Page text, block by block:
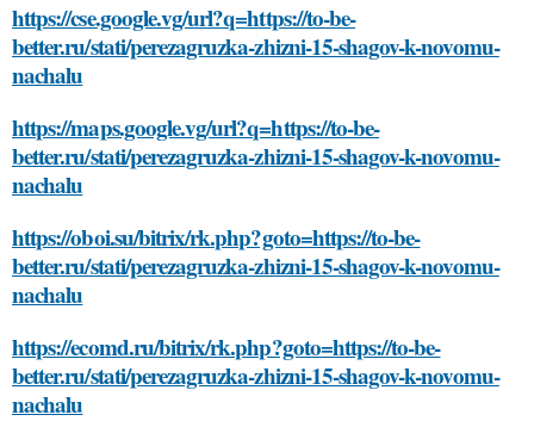
https://cse.google.vg/url?q=https://to-be-
better.ru/stati/perezagruzka-zhizni-15-shagov-k-novomu-
nachalu
https://maps.google.vg/url?q=https://to-be-
better.ru/stati/perezagruzka-zhizni-15-shagov-k-novomu-
nachalu
https://oboi.su/bitrix/rk.php?goto=https://to-be-
better.ru/stati/perezagruzka-zhizni-15-shagov-k-novomu-
nachalu
https://ecomd.ru/bitrix/rk.php?goto=https://to-be-
better.ru/stati/perezagruzka-zhizni-15-shagov-k-novomu-
nachalu